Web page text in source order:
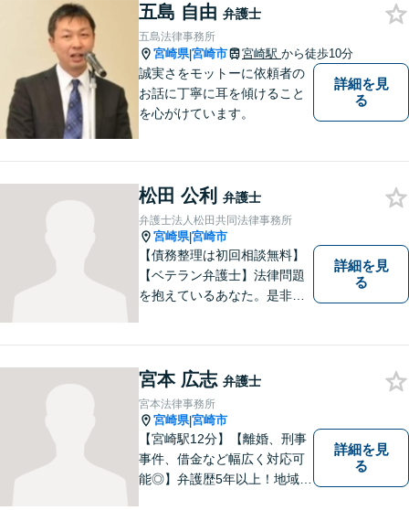
Eやメールでの対応も可能です
【メガドンキ隣】
五島 自由 弁護士
五島法律事務所
宮崎県|宮崎市 宮崎駅 から徒歩10分
誠実さをモットーに依頼者の
お話に丁寧に耳を傾けること
を心がけています。
詳細を見
る
松田 公利 弁護士
弁護士法人松田共同法律事務所
宮崎県|宮崎市
【債務整理は初回相談無料】
【ベテラン弁護士】法律問題
を抱えているあなた。是非一
詳細を見
る
宮本 広志 弁護士
宮本法律事務所
宮崎県|宮崎市
【宮崎駅12分】【離婚、刑事
事件、借金など幅広く対応可
能◎】弁護歴5年以上！地域に
詳細を見
る